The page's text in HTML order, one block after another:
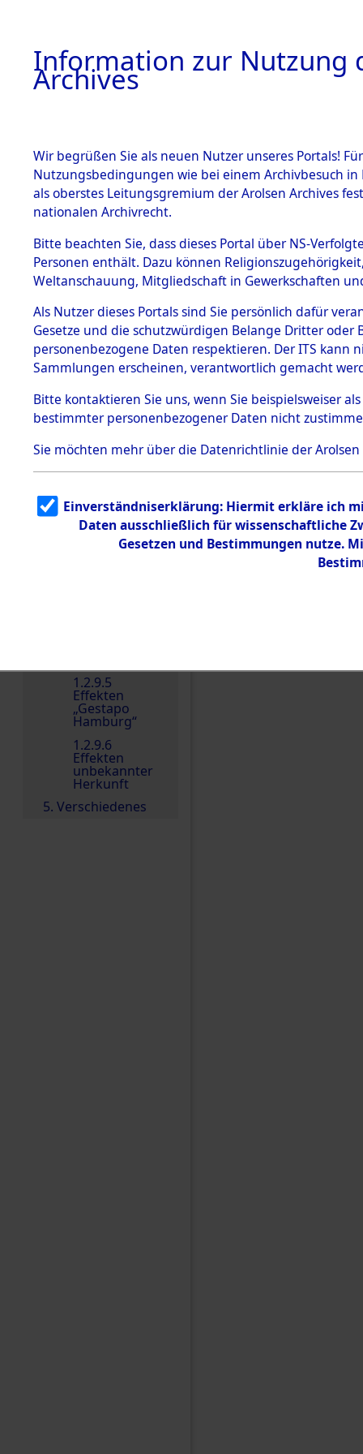
BESTÄNDE
1.
Inhaftierungsdoku
mente
1.2.9 Beim ITS
Effekten
1.2.9.1
Effekten aus
dem KZ
Dachau
1.2.9.2
Effekten aus
dem KZ
Bayerisches
1.2.9.3
Effekten aus
dem KZ
Neuengamm
1.2.9.5
Effekten
„Gestapo
Hamburg“
1.2.9.6
Effekten
unbekannter
Herkunft
5. Verschiedenes
0002
Einen Kommentar
Information zur Nutzung
Archives
Wir begrüßen Sie als neuen Nutzer unseres Portals!
Nutzungsbedingungen wie bei einem Archivbesuch
als oberstes Leitungsgremium der Arolsen Archives
nationalen Archivrecht.
Bitte beachten Sie, dass dieses Portal über NS-
Personen enthält. Dazu können
Weltanschauung, Mitgliedschaft in Gewerkschaften
Als Nutzer dieses Portals sind Sie persönlich dafür
Gesetze und die schutzwürdigen Belange Dritter
personenbezogene Daten respektieren. Der ITS
Sammlungen erscheinen, verantwortlich gemacht
Bitte kontaktieren Sie uns, wenn Sie beispielsweiser
bestimmter personenbezogener Daten nicht
Sie möchten mehr über die Datenrichtlinie der Arolsen
Einverständniserklärung: Hiermit erkläre ich
Daten ausschließlich für wissenschaftliche
Gesetzen und Bestimmungen nutze.